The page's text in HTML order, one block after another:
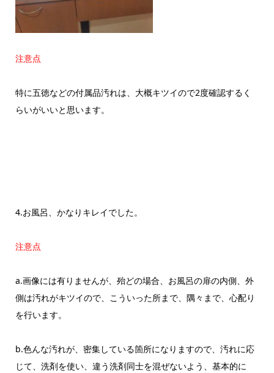
注意点
特に五徳などの付属品汚れは、大概キツイので2度確認するく
らいがいいと思います。
4.お風呂、かなりキレイでした。
注意点
a.画像には有りませんが、殆どの場合、お風呂の扉の内側、外
側は汚れがキツイので、こういった所まで、隅々まで、心配り
を行います。
b.色んな汚れが、密集している箇所になりますので、汚れに応
じて、洗剤を使い、違う洗剤同士を混ぜないよう、基本的に